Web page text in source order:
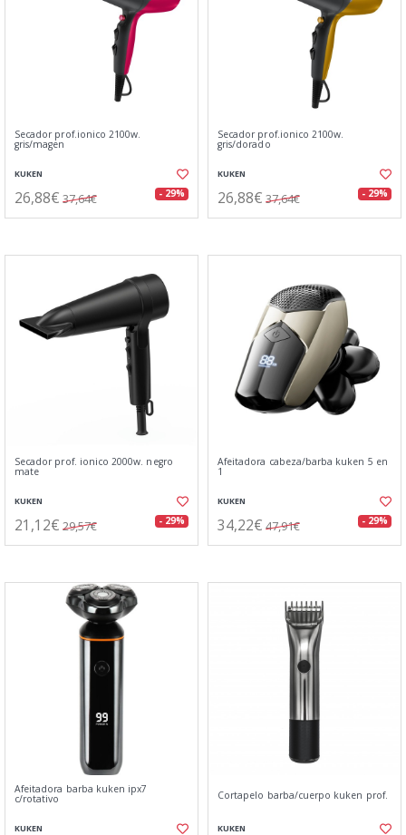
Secador prof.ionico 2100w.
gris/magen
KUKEN
26,88€ 37,64€ - 29%
Secador prof.ionico 2100w.
gris/dorado
KUKEN
26,88€ 37,64€ - 29%
Secador prof. ionico 2000w. negro
mate
KUKEN
21,12€ 29,57€ - 29%
Afeitadora cabeza/barba kuken 5 en
1
KUKEN
34,22€ 47,91€ - 29%
Afeitadora barba kuken ipx7
c/rotativo
KUKEN
Cortapelo barba/cuerpo kuken prof.
KUKEN